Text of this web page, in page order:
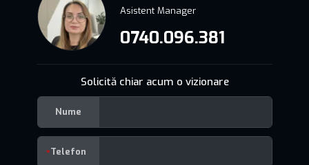
Asistent Manager
0740.096.381
Solicită chiar acum o vizionare
Nume
Telefon